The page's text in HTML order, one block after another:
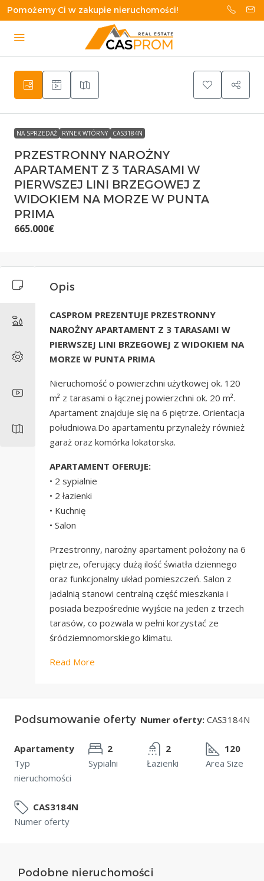
Pomożemy Ci w zakupie nieruchomości!
NA SPRZEDAŻ RYNEK WTÓRNY CAS3184N
PRZESTRONNY NAROŻNY
APARTAMENT Z 3 TARASAMI W
PIERWSZEJ LINI BRZEGOWEJ Z
WIDOKIEM NA MORZE W PUNTA
PRIMA
665.000€
Opis
CASPROM PREZENTUJE PRZESTRONNY
NAROŻNY APARTAMENT Z 3 TARASAMI W
PIERWSZEJ LINI BRZEGOWEJ Z WIDOKIEM NA
MORZE W PUNTA PRIMA
Nieruchomość o powierzchni użytkowej ok. 120
m² z tarasami o łącznej powierzchni ok. 20 m².
Apartament znajduje się na 6 piętrze. Orientacja
południowa.Do apartamentu przynależy również
garaż oraz komórka lokatorska.
APARTAMENT OFERUJE:
• 2 sypialnie
• 2 łazienki
• Kuchnię
• Salon
Przestronny, narożny apartament położony na 6
piętrze, oferujący dużą ilość światła dziennego
oraz funkcjonalny układ pomieszczeń. Salon z
jadalnią stanowi centralną część mieszkania i
posiada bezpośrednie wyjście na jeden z trzech
tarasów, co pozwala w pełni korzystać ze
śródziemnomorskiego klimatu.
Read More
Podsumowanie oferty Numer oferty: CAS3184N
Apartamenty
Typ
nieruchomości
2
Sypialni
2
Łazienki
120
Area Size
CAS3184N
Numer oferty
Podobne nieruchomości